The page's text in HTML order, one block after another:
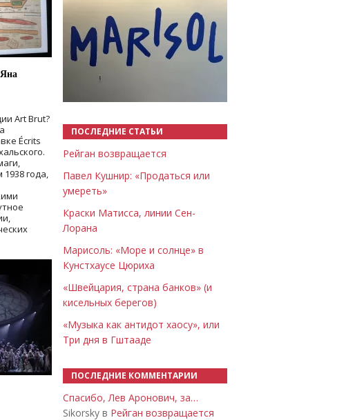
Art Brut?
Écrits
года,
ПОСЛЕДНИЕ СТАТЬИ
Рейган возвращается
Павел Кушнир: «Продаться или
умереть»
Краски Матисса, линии Сен-
Лорана
Марисоль: «Море и солнце» в
Кунстхаусе Цюриха
«Швейцария, страна банков» (и
кисельных берегов)
«Музыка как антидот хаосу», или
Три дня в Гштааде
ПОСЛЕДНИЕ КОММЕНТАРИИ
Спасибо, Лев Аронович, за…
Sikorsky в Рейган возвращается